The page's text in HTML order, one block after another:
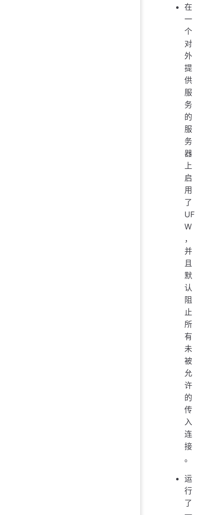
在
一
个
对
外
提
供
服
务
的
服
务
器
上
启
用
了
UF
W
，
并
且
默
认
阻
止
所
有
未
被
允
许
的
传
入
连
接
。
运
行
了